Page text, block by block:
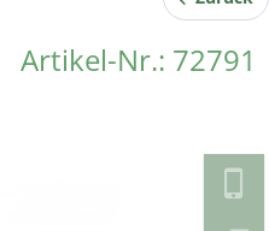
Artikel-Nr.: 72791